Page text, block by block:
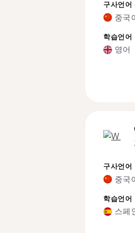
구사언어
중국
학습언어
영어
구사언어
중국
학습언어
스페